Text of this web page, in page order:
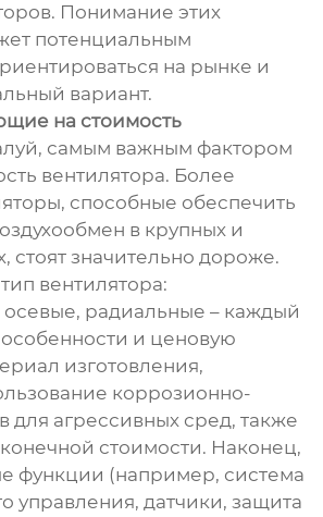
Понимание этих
потенциальным
на рынке и
вариант.
на стоимость
самым важным фактором
вентилятора. Более
способные обеспечить
в крупных и
стоят значительно дороже.
вентилятора:
радиальные – каждый
и ценовую
изготовления,
коррозионно-
для агрессивных сред, также
стоимости. Наконец,
функции (например, система
управления, датчики, защита